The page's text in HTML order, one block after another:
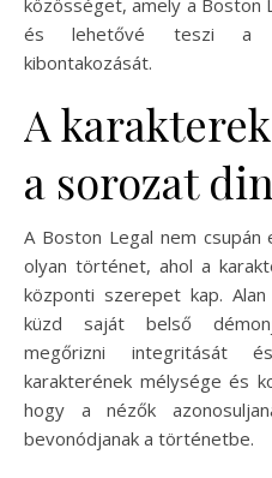
és lehetővé teszi a
kibontakozását.
A
a sorozat
A Boston Legal nem
olyan történet, ahol a
központi szerepet kap.
küzd saját belső
megőrizni integritását
karakterének mélysége és
hogy a nézők
bevonódjanak a történetbe.